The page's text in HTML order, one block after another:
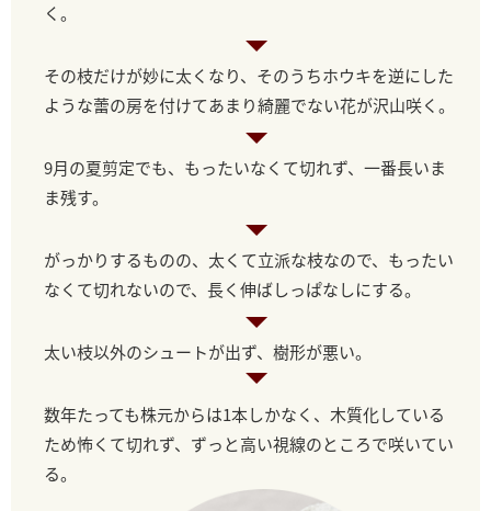
く。
その枝だけが妙に太くなり、そのうちホウキを逆にした
ような蕾の房を付けてあまり綺麗でない花が沢山咲く。
9月の夏剪定でも、もったいなくて切れず、一番長いま
ま残す。
がっかりするものの、太くて立派な枝なので、もったい
なくて切れないので、長く伸ばしっぱなしにする。
太い枝以外のシュートが出ず、樹形が悪い。
数年たっても株元からは1本しかなく、木質化している
ため怖くて切れず、ずっと高い視線のところで咲いてい
る。